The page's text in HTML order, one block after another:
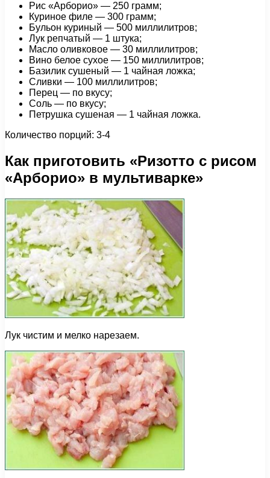
Рис «Арборио» — 250 грамм;
Куриное филе — 300 грамм;
Бульон куриный — 500 миллилитров;
Лук репчатый — 1 штука;
Масло оливковое — 30 миллилитров;
Вино белое сухое — 150 миллилитров;
Базилик сушеный — 1 чайная ложка;
Сливки — 100 миллилитров;
Перец — по вкусу;
Соль — по вкусу;
Петрушка сушеная — 1 чайная ложка.
Количество порций: 3-4
Как приготовить «Ризотто с рисом
«Арборио» в мультиварке»
Лук чистим и мелко нарезаем.